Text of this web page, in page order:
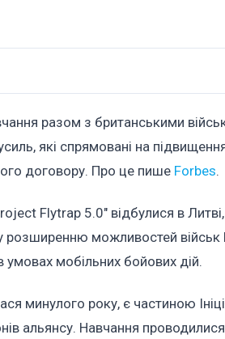
разом з британськими
які спрямовані на
договору. Про це пише Forbes.
Flytrap 5.0" відбулися в
можливостей військ
умовах мобільних бойових дій.
минулого року, є частиною
альянсу. Навчання